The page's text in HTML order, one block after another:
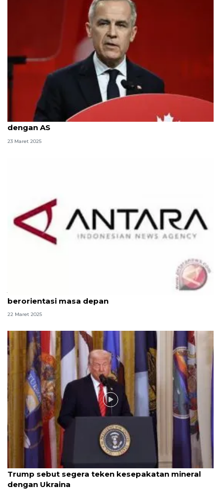
PM Kanada isyaratkan perundingan dagang
dengan AS
23 Maret 2025
Jepang, China, Korsel setuju dorong kerja sama
berorientasi masa depan
22 Maret 2025
Video
Trump sebut segera teken kesepakatan mineral
dengan Ukraina